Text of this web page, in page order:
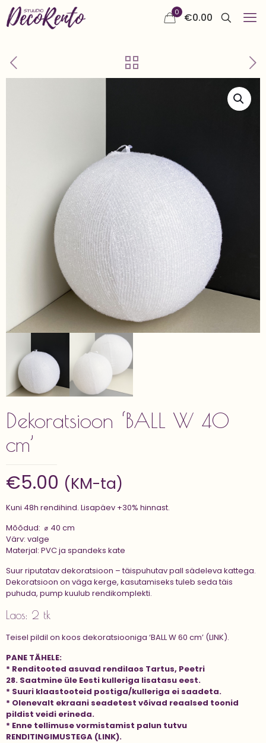
0 €0.00
Dekoratsioon ‘BALL W 40
cm’
€5.00 (KM-ta)
Kuni 48h rendihind. Lisapäev +30% hinnast.
Mõõdud: ⌀ 40 cm
Värv: valge
Materjal: PVC ja spandeks kate
Suur riputatav dekoratsioon – täispuhutav pall sädeleva kattega.
Dekoratsioon on väga kerge, kasutamiseks tuleb seda täis
puhuda, pump kuulub rendikomplekti.
Laos: 2 tk
Teisel pildil on koos dekoratsiooniga ‘BALL W 60 cm’ (LINK).
PANE TÄHELE:
* Renditooted asuvad rendilaos Tartus, Peetri
28. Saatmine üle Eesti kulleriga lisatasu eest.
* Suuri klaastooteid postiga/kulleriga ei saadeta.
* Olenevalt ekraani seadetest võivad reaalsed toonid
pildist veidi erineda.
* Enne tellimuse vormistamist palun tutvu
RENDITINGIMUSTEGA (LINK).